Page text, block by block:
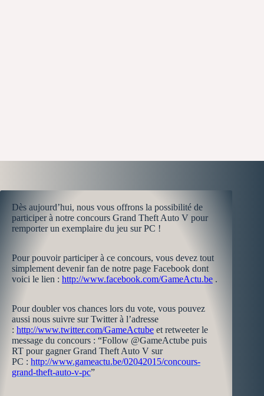
Dès aujourd’hui, nous vous offrons la possibilité de
participer à notre concours Grand Theft Auto V pour
remporter un exemplaire du jeu sur PC !
Pour pouvoir participer à ce concours, vous devez tout
simplement devenir fan de notre page Facebook dont
voici le lien : http://www.facebook.com/GameActu.be .
Pour doubler vos chances lors du vote, vous pouvez
aussi nous suivre sur Twitter à l’adresse
: http://www.twitter.com/GameActube et retweeter le
message du concours : “Follow @GameActube puis
RT pour gagner Grand Theft Auto V sur
PC : http://www.gameactu.be/02042015/concours-
grand-theft-auto-v-pc”